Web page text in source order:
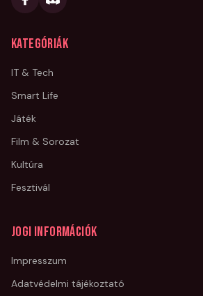
Kategóriák
IT & Tech
Smart Life
Játék
Film & Sorozat
Kultúra
Fesztivál
Jogi információk
Impresszum
Adatvédelmi tájékoztató